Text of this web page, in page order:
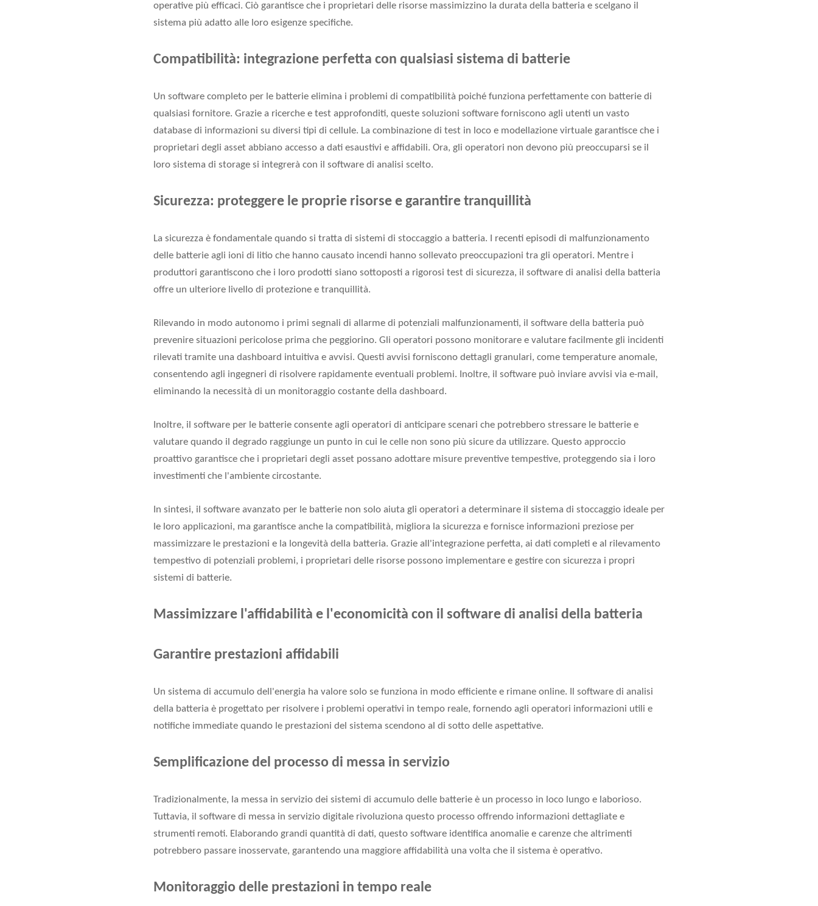
operative più efficaci. Ciò garantisce che i proprietari delle risorse massimizzino la durata della batteria e scelgano il
sistema più adatto alle loro esigenze specifiche.
Compatibilità: integrazione perfetta con qualsiasi sistema di batterie
Un software completo per le batterie elimina i problemi di compatibilità poiché funziona perfettamente con batterie di
qualsiasi fornitore. Grazie a ricerche e test approfonditi, queste soluzioni software forniscono agli utenti un vasto
database di informazioni su diversi tipi di cellule. La combinazione di test in loco e modellazione virtuale garantisce che i
proprietari degli asset abbiano accesso a dati esaustivi e affidabili. Ora, gli operatori non devono più preoccuparsi se il
loro sistema di storage si integrerà con il software di analisi scelto.
Sicurezza: proteggere le proprie risorse e garantire tranquillità
La sicurezza è fondamentale quando si tratta di sistemi di stoccaggio a batteria. I recenti episodi di malfunzionamento
delle batterie agli ioni di litio che hanno causato incendi hanno sollevato preoccupazioni tra gli operatori. Mentre i
produttori garantiscono che i loro prodotti siano sottoposti a rigorosi test di sicurezza, il software di analisi della batteria
offre un ulteriore livello di protezione e tranquillità.
Rilevando in modo autonomo i primi segnali di allarme di potenziali malfunzionamenti, il software della batteria può
prevenire situazioni pericolose prima che peggiorino. Gli operatori possono monitorare e valutare facilmente gli incidenti
rilevati tramite una dashboard intuitiva e avvisi. Questi avvisi forniscono dettagli granulari, come temperature anomale,
consentendo agli ingegneri di risolvere rapidamente eventuali problemi. Inoltre, il software può inviare avvisi via e-mail,
eliminando la necessità di un monitoraggio costante della dashboard.
Inoltre, il software per le batterie consente agli operatori di anticipare scenari che potrebbero stressare le batterie e
valutare quando il degrado raggiunge un punto in cui le celle non sono più sicure da utilizzare. Questo approccio
proattivo garantisce che i proprietari degli asset possano adottare misure preventive tempestive, proteggendo sia i loro
investimenti che l'ambiente circostante.
In sintesi, il software avanzato per le batterie non solo aiuta gli operatori a determinare il sistema di stoccaggio ideale per
le loro applicazioni, ma garantisce anche la compatibilità, migliora la sicurezza e fornisce informazioni preziose per
massimizzare le prestazioni e la longevità della batteria. Grazie all'integrazione perfetta, ai dati completi e al rilevamento
tempestivo di potenziali problemi, i proprietari delle risorse possono implementare e gestire con sicurezza i propri
sistemi di batterie.
Massimizzare l'affidabilità e l'economicità con il software di analisi della batteria
Garantire prestazioni affidabili
Un sistema di accumulo dell'energia ha valore solo se funziona in modo efficiente e rimane online. Il software di analisi
della batteria è progettato per risolvere i problemi operativi in ​​tempo reale, fornendo agli operatori informazioni utili e
notifiche immediate quando le prestazioni del sistema scendono al di sotto delle aspettative.
Semplificazione del processo di messa in servizio
Tradizionalmente, la messa in servizio dei sistemi di accumulo delle batterie è un processo in loco lungo e laborioso.
Tuttavia, il software di messa in servizio digitale rivoluziona questo processo offrendo informazioni dettagliate e
strumenti remoti. Elaborando grandi quantità di dati, questo software identifica anomalie e carenze che altrimenti
potrebbero passare inosservate, garantendo una maggiore affidabilità una volta che il sistema è operativo.
Monitoraggio delle prestazioni in tempo reale